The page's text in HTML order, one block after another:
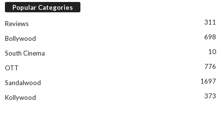
Popular Categories
Reviews 311
Bollywood 698
South Cinema 10
OTT 776
Sandalwood 1697
Kollywood 373